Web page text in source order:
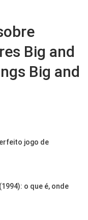
Big and
Big and
jogo de
o que é, onde